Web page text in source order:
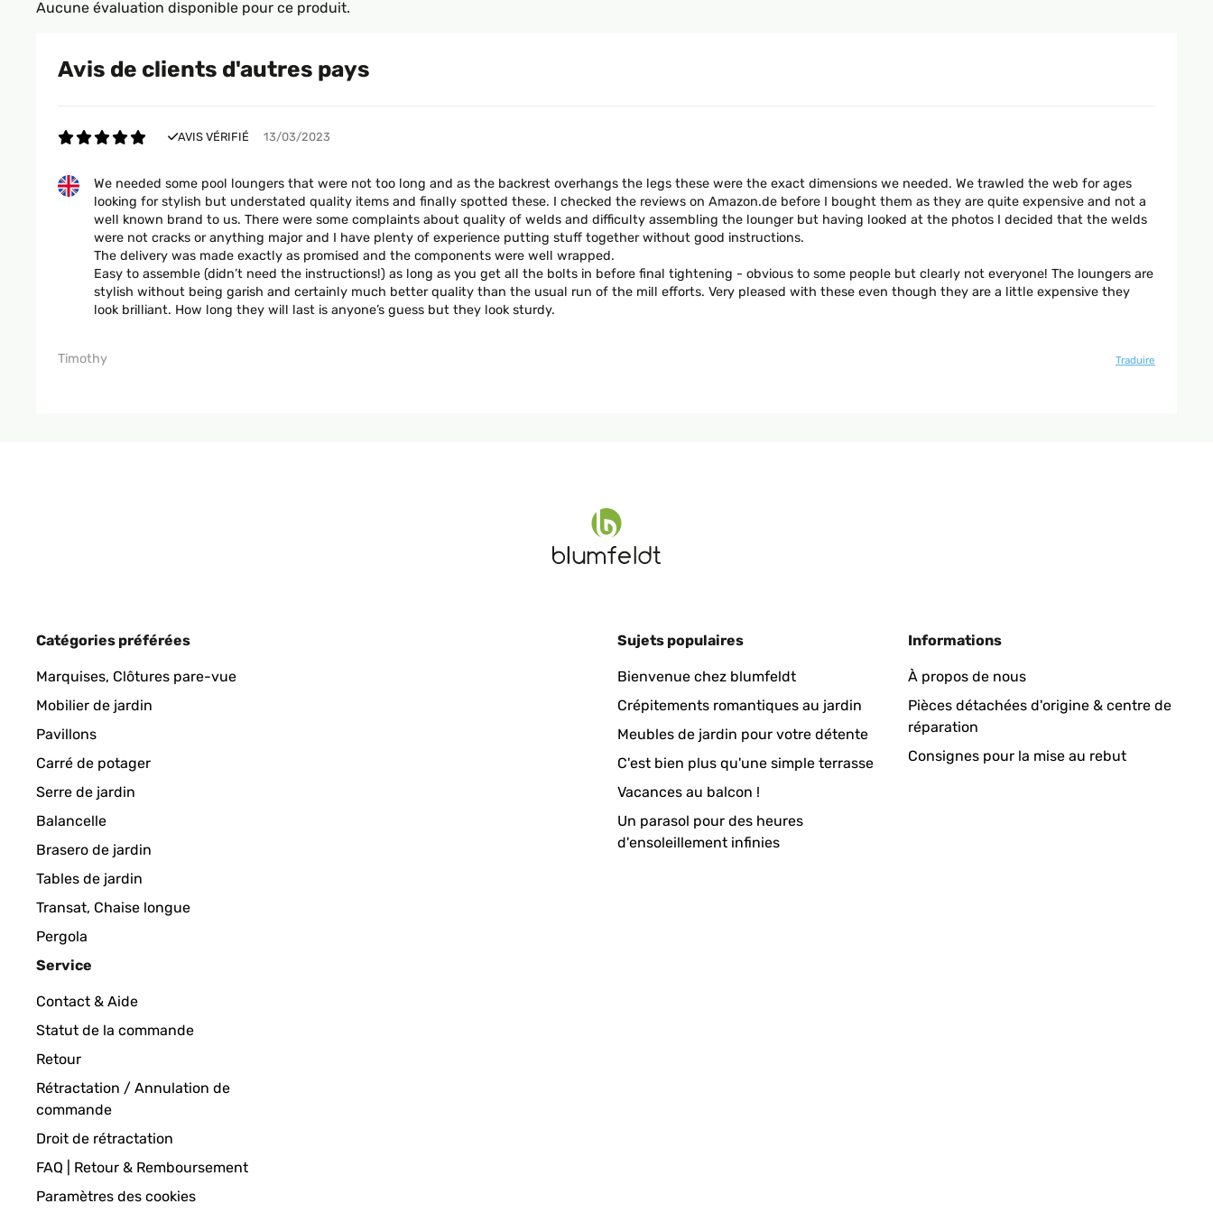
Aucune évaluation disponible pour ce produit.
Avis de clients d'autres pays
AVIS VÉRIFIÉ 13/03/2023
We needed some pool loungers that were not too long and as the backrest overhangs the legs these were the exact dimensions we needed. We trawled the web for ages
looking for stylish but understated quality items and finally spotted these. I checked the reviews on Amazon.de before I bought them as they are quite expensive and not a
well known brand to us. There were some complaints about quality of welds and difficulty assembling the lounger but having looked at the photos I decided that the welds
were not cracks or anything major and I have plenty of experience putting stuff together without good instructions.
The delivery was made exactly as promised and the components were well wrapped.
Easy to assemble (didn’t need the instructions!) as long as you get all the bolts in before final tightening - obvious to some people but clearly not everyone! The loungers are
stylish without being garish and certainly much better quality than the usual run of the mill efforts. Very pleased with these even though they are a little expensive they
look brilliant. How long they will last is anyone’s guess but they look sturdy.
Timothy Traduire
Catégories préférées
Marquises, Clôtures pare-vue
Mobilier de jardin
Pavillons
Carré de potager
Serre de jardin
Balancelle
Brasero de jardin
Tables de jardin
Transat, Chaise longue
Pergola
Sujets populaires
Bienvenue chez blumfeldt
Crépitements romantiques au jardin
Meubles de jardin pour votre détente
C'est bien plus qu'une simple terrasse
Vacances au balcon !
Un parasol pour des heures
d'ensoleillement infinies
Informations
À propos de nous
Pièces détachées d'origine & centre de
réparation
Consignes pour la mise au rebut
Service
Contact & Aide
Statut de la commande
Retour
Rétractation / Annulation de
commande
Droit de rétractation
FAQ | Retour & Remboursement
Paramètres des cookies